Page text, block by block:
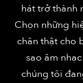
hát trở thành
Chọn những
chân thật cho
sao âm
chúng tôi